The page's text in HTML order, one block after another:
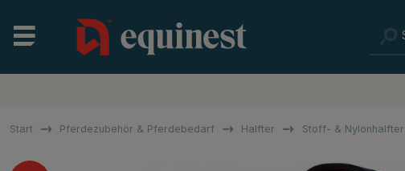
Start Pferdezubehör & Pferdebedarf Halfter Stoff- & Nylonhalfter